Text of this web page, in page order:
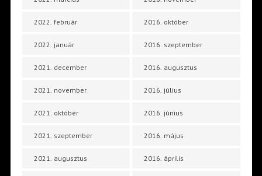
2022. február
2022. január
2021. december
2021. november
2021. október
2021. szeptember
2021. augusztus
2016. október
2016. szeptember
2016. augusztus
2016. július
2016. június
2016. május
2016. április